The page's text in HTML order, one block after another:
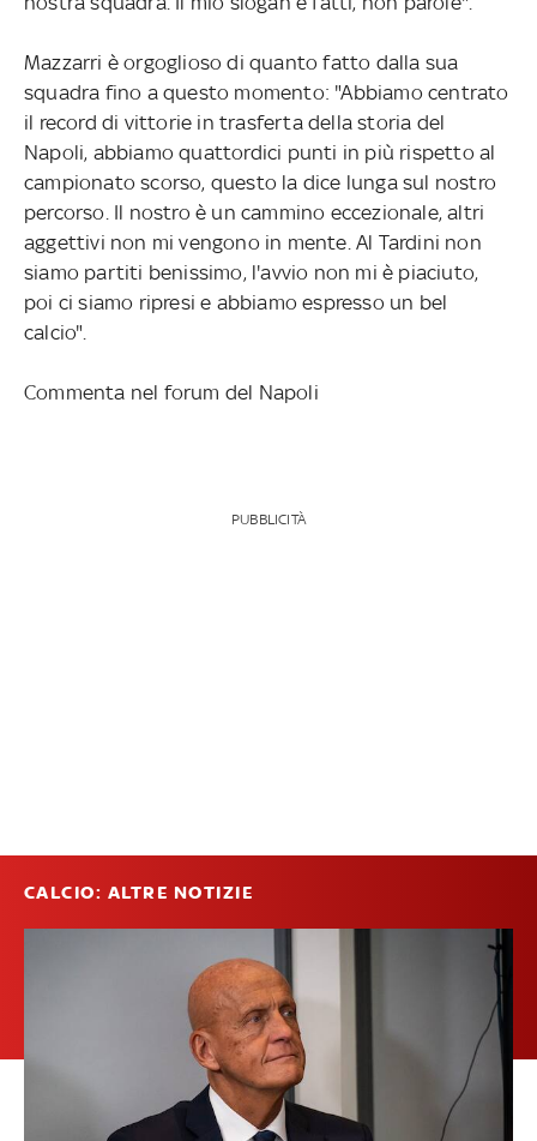
Mazzarri è orgoglioso di quanto fatto dalla sua
squadra fino a questo momento: "Abbiamo centrato
il record di vittorie in trasferta della storia del
Napoli, abbiamo quattordici punti in più rispetto al
campionato scorso, questo la dice lunga sul nostro
percorso. Il nostro è un cammino eccezionale, altri
aggettivi non mi vengono in mente. Al Tardini non
siamo partiti benissimo, l'avvio non mi è piaciuto,
poi ci siamo ripresi e abbiamo espresso un bel
calcio".
Commenta nel forum del Napoli
PUBBLICITÀ
CALCIO: ALTRE NOTIZIE